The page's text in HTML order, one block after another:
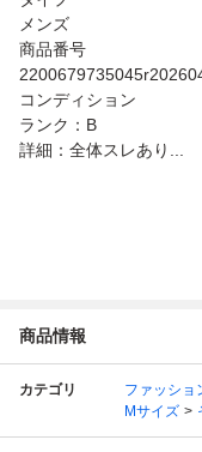
メンズ
商品番号
コンディション
ランク：B
詳細：全体スレあり...
商品情報
カテゴリ ファッショ
Mサイズ